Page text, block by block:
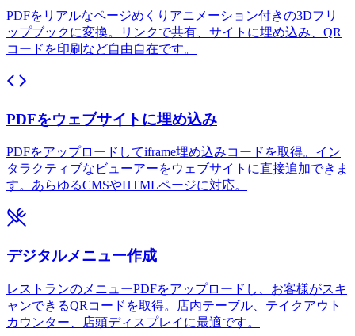
PDFをリアルなページめくりアニメーション付きの3Dフリ
ップブックに変換。リンクで共有、サイトに埋め込み、QR
コードを印刷など自由自在です。
PDFをウェブサイトに埋め込み
PDFをアップロードしてiframe埋め込みコードを取得。イン
タラクティブなビューアーをウェブサイトに直接追加できま
す。あらゆるCMSやHTMLページに対応。
デジタルメニュー作成
レストランのメニューPDFをアップロードし、お客様がスキ
ャンできるQRコードを取得。店内テーブル、テイクアウト
カウンター、店頭ディスプレイに最適です。